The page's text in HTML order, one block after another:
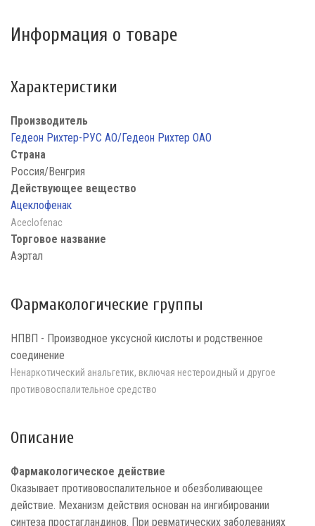
Информация о товаре
Характеристики
Производитель
Гедеон Рихтер-РУС АО/Гедеон Рихтер ОАО
Страна
Россия/Венгрия
Действующее вещество
Ацеклофенак
Aceclofenac
Торговое название
Аэртал
Фармакологические группы
НПВП - Производное уксусной кислоты и родственное
соединение
Ненаркотический анальгетик, включая нестероидный и другое
противовоспалительное средство
Описание
Фармакологическое действие
Оказывает противовоспалительное и обезболивающее
действие. Механизм действия основан на ингибировании
синтеза простагландинов. При ревматических заболеваниях